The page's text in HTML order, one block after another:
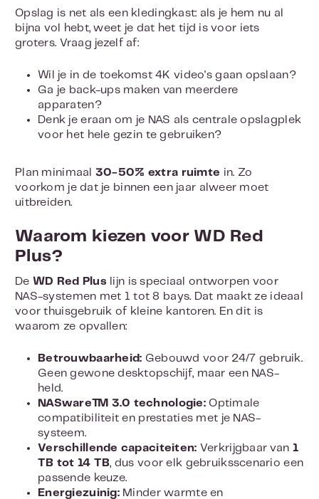
Opslag is net als een kledingkast: als je hem nu al
bijna vol hebt, weet je dat het tijd is voor iets
groters. Vraag jezelf af:
Wil je in de toekomst 4K video's gaan opslaan?
Ga je back-ups maken van meerdere
apparaten?
Denk je eraan om je NAS als centrale opslagplek
voor het hele gezin te gebruiken?
Plan minimaal 30-50% extra ruimte in. Zo
voorkom je dat je binnen een jaar alweer moet
uitbreiden.
Waarom kiezen voor WD Red
Plus?
De WD Red Plus lijn is speciaal ontworpen voor
NAS-systemen met 1 tot 8 bays. Dat maakt ze ideaal
voor thuisgebruik of kleine kantoren. En dit is
waarom ze opvallen:
Betrouwbaarheid: Gebouwd voor 24/7 gebruik.
Geen gewone desktopschijf, maar een NAS-
held.
NASware™ 3.0 technologie: Optimale
compatibiliteit en prestaties met je NAS-
systeem.
Verschillende capaciteiten: Verkrijgbaar van 1
TB tot 14 TB, dus voor elk gebruiksscenario een
passende keuze.
Energiezuinig:Minder warmte en